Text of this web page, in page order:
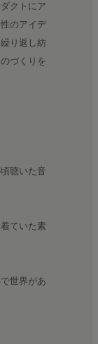
クトにア
のアイデ
り返し紡
づくりを
聴いた音
ていた素
世界があ